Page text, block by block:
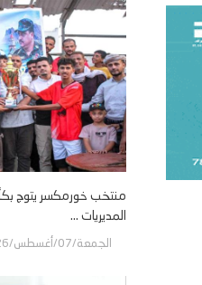
منتخب خورمكسر يتوج
المديريات ...
الجمعة/07/أغسطس/2026 - 06:39 ص